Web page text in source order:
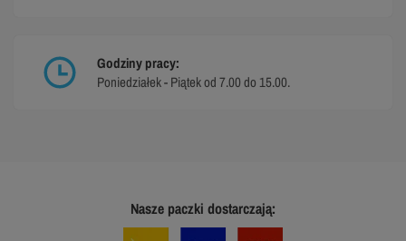
Godziny pracy:
Poniedziałek - Piątek od 7.00 do 15.00.
Nasze paczki dostarczają: